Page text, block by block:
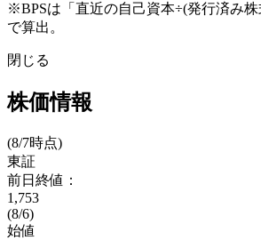
※BPSは「直近の自己資本÷(発行済み株
で算出。
閉じる
株価情報
(8/7時点)
東証
前日終値：
1,753
(8/6)
始値